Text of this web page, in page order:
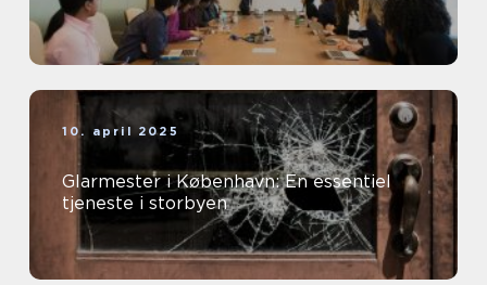
10. april 2025
Glarmester i København: En essentiel
tjeneste i storbyen